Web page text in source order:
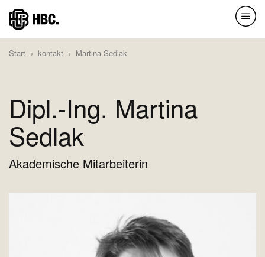
Direkt
zum
Inhalt
Start kontakt Martina Sedlak
Dipl.-Ing. Martina
Sedlak
Akademische Mitarbeiterin